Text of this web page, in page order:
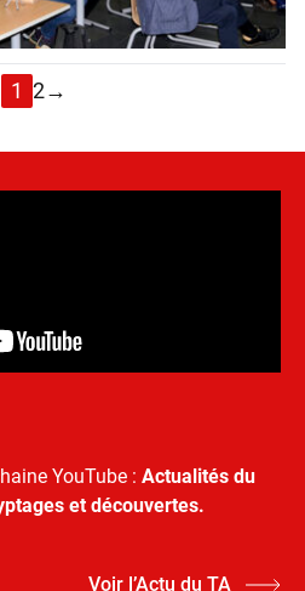
1 2→
YouTube : Actualités du
et découvertes.
Voir l’Actu du TA